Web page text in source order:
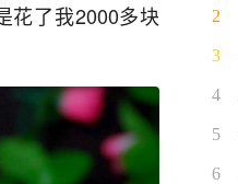
花了我2000多块
2
3
4
5
6